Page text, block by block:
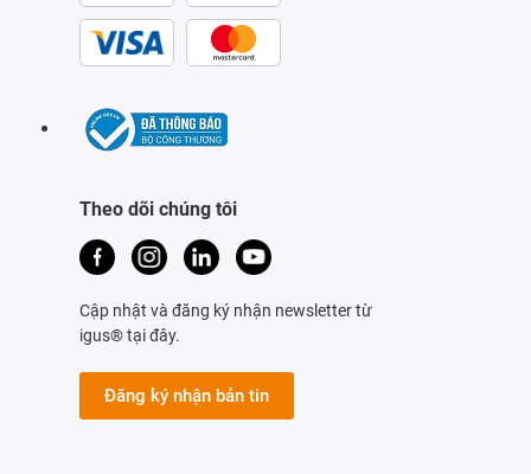
Theo dõi chúng tôi
Cập nhật và đăng ký nhận newsletter từ
igus® tại đây.
Đăng ký nhận bản tin